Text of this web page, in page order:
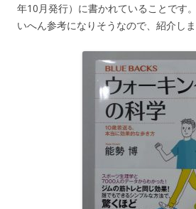
年10月発行）に書かれていることです
いへん参考になりそうなので、紹介しま